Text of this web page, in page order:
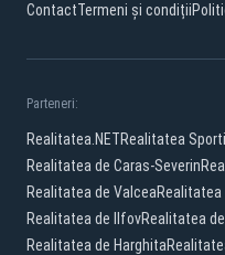
ContactTermeni și condiții
Parteneri:
Realitatea.NETRealitatea
Realitatea de Caras-Severin
Realitatea de Valcea
Realitatea de IlfovRealitatea
Realitatea de Harghita